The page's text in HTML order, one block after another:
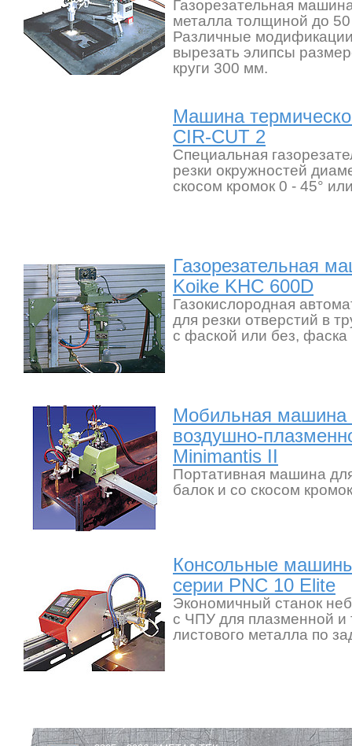
Газорезательная
металла толщиной до
Различные
вырезать элипсы
круги 300 мм.
Машина
CIR-CUT 2
Специальная
резки окружностей
скосом кромок 0 - 45°
Газорезательная
Koike KHC 600D
Газокислородная
для резки отверстий в
с фаской или без, фаска
Мобильная машина
воздушно-
Minimantis II
Портативная машина
балок и со скосом
Консольные
серии PNC 10 Elite
Экономичный станок
с ЧПУ для плазменной и
листового металла по